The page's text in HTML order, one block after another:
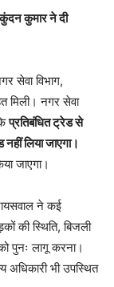
कुमार ने दी
सेवा विभाग,
मिली। नगर सेवा
प्रतिबंधित ट्रेड से
लिया जाएगा।
जाएगा।
ने कई
की स्थिति, बिजली
पुनः लागू करना।
भी उपस्थित